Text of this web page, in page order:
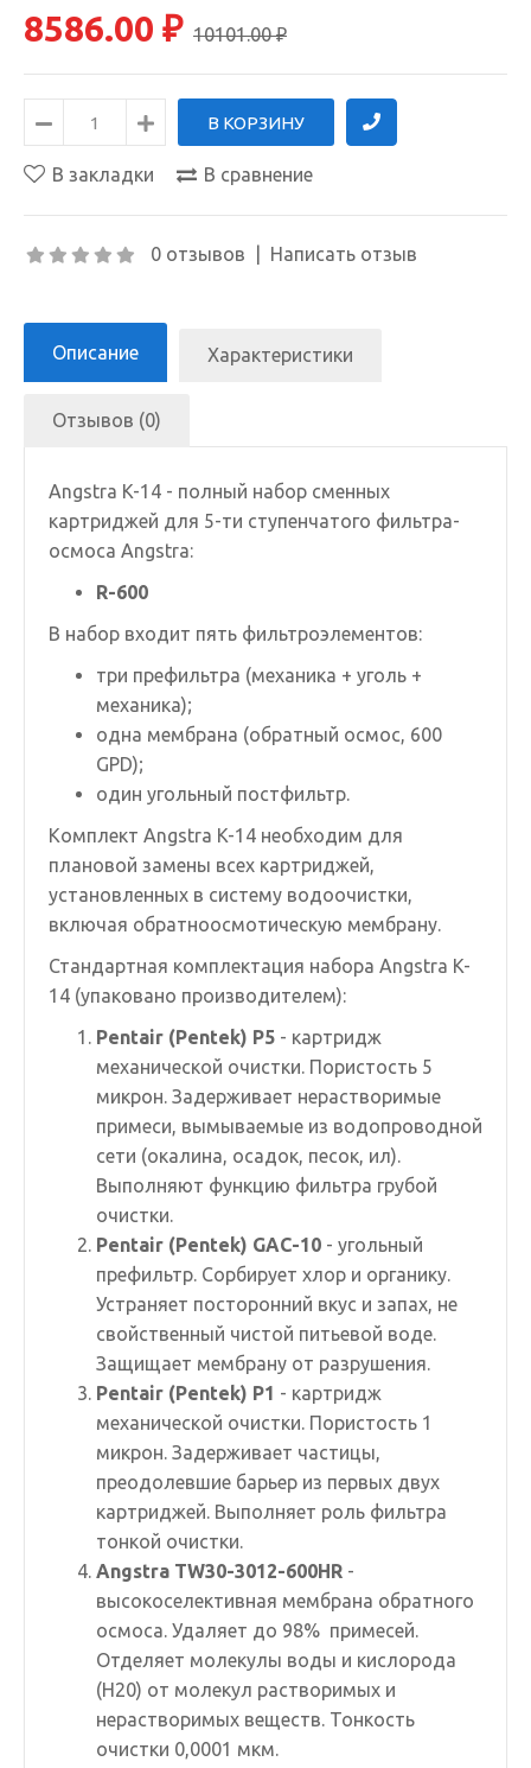
8586.00 ₽ 10101.00 ₽
В закладки В сравнение
0 отзывов Написать отзыв
Описание Характеристики
Отзывов (0)
Angstra K-14 - полный набор сменных
картриджей для 5-ти ступенчатого фильтра-
осмоса Angstra:
R-600
В набор входит пять фильтроэлементов:
три префильтра (механика + уголь +
механика);
одна мембрана (обратный осмос, 600
GPD);
один угольный постфильтр.
Комплект Angstra K-14 необходим для
плановой замены всех картриджей,
установленных в систему водоочистки,
включая обратноосмотическую мембрану.
Стандартная комплектация набора Angstra K-
14 (упаковано производителем):
Pentair (Pentek) P5 - картридж
механической очистки. Пористость 5
микрон. Задерживает нерастворимые
примеси, вымываемые из водопроводной
сети (окалина, осадок, песок, ил).
Выполняют функцию фильтра грубой
очистки.
Pentair (Pentek) GAC-10 - угольный
префильтр. Сорбирует хлор и органику.
Устраняет посторонний вкус и запах, не
свойственный чистой питьевой воде.
Защищает мембрану от разрушения.
Pentair (Pentek) P1 - картридж
механической очистки. Пористость 1
микрон. Задерживает частицы,
преодолевшие барьер из первых двух
картриджей. Выполняет роль фильтра
тонкой очистки.
Angstra TW30-3012-600HR -
высокоселективная мембрана обратного
осмоса. Удаляет до 98% примесей.
Отделяет молекулы воды и кислорода
(H20) от молекул растворимых и
нерастворимых веществ. Тонкость
очистки 0,0001 мкм.